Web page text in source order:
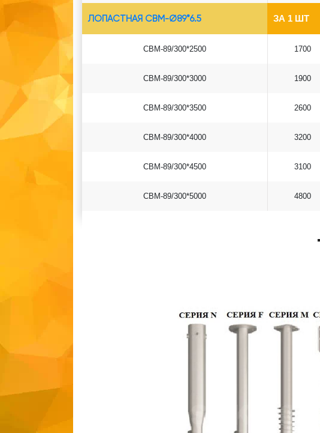
ЛОПАСТНАЯ СВМ-Ø89*6.5 ЗА 1 ШТ
СВМ-89/300*2500 1700
СВМ-89/300*3000 1900
СВМ-89/300*3500 2600
СВМ-89/300*4000 3200
СВМ-89/300*4500 3100
СВМ-89/300*5000 4800